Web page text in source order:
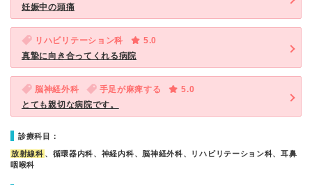
妊娠中の頭痛
リハビリテーション科
5.0
真摯に向き合ってくれる病院
脳神経外科 手足が麻痺する
5.0
とても親切な病院です。
診療科目：
放射線科 、循環器内科、神経内科、脳神経外科、リハビリテーション科、耳鼻
咽喉科